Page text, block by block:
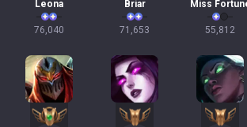
Leona
76,040
Briar
71,653
Miss
55,812